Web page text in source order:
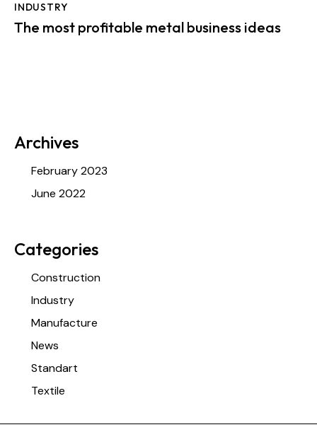
INDUSTRY
The most profitable metal business ideas
Archives
February 2023
June 2022
Categories
Construction
Industry
Manufacture
News
Standart
Textile